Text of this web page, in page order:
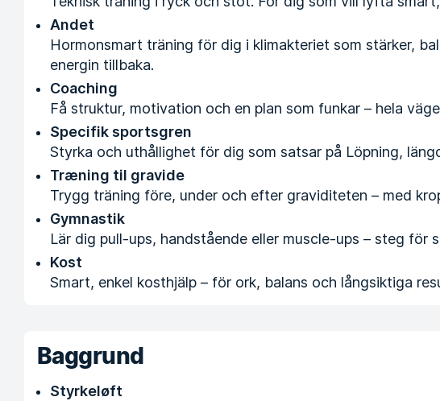
Andet
Hormonsmart träning för dig i klimakteriet som stärker,
energin tillbaka.
Coaching
Få struktur, motivation och en plan som funkar – hela
Specifik sportsgren
Styrka och uthållighet för dig som satsar på Löpning,
Træning til gravide
Trygg träning före, under och efter graviditeten – med
Gymnastik
Lär dig pull-ups, handstående eller muscle-ups – steg för
Kost
Smart, enkel kosthjälp – för ork, balans och långsiktiga
Baggrund
Styrkeløft